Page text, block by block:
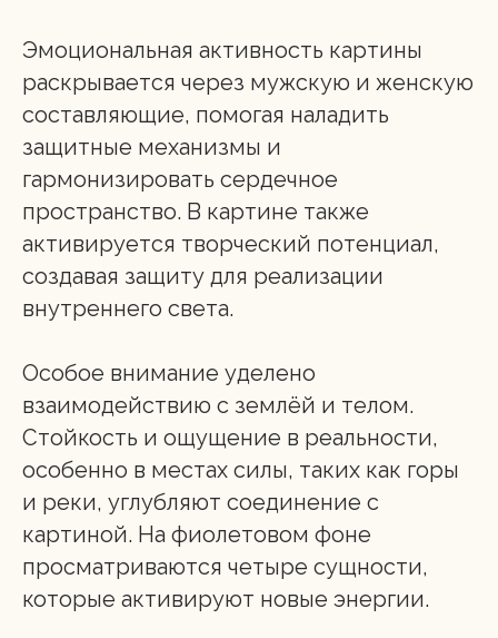
Эмоциональная активность картины
раскрывается через мужскую и женскую
составляющие, помогая наладить
защитные механизмы и
гармонизировать сердечное
пространство. В картине также
активируется творческий потенциал,
создавая защиту для реализации
внутреннего света.
Особое внимание уделено
взаимодействию с землёй и телом.
Стойкость и ощущение в реальности,
особенно в местах силы, таких как горы
и реки, углубляют соединение с
картиной. На фиолетовом фоне
просматриваются четыре сущности,
которые активируют новые энергии.